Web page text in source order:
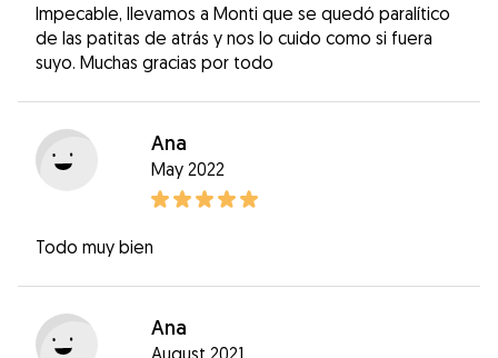
Impecable, llevamos a Monti que se quedó paralítico
de las patitas de atrás y nos lo cuido como si fuera
suyo. Muchas gracias por todo
Ana
May 2022
Todo muy bien
Ana
August 2021